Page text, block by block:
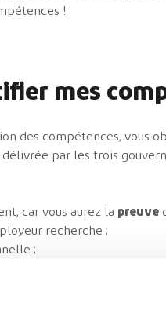
!
mes
des compétences, vous
délivrée par les trois
car vous aurez la preuve
recherche ;
;
vous avez moins de 21 ans ;
française